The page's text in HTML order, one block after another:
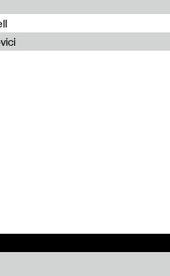
En relation
Franck Leibovici
Maxime Bondu
Bambou Gorovetsky